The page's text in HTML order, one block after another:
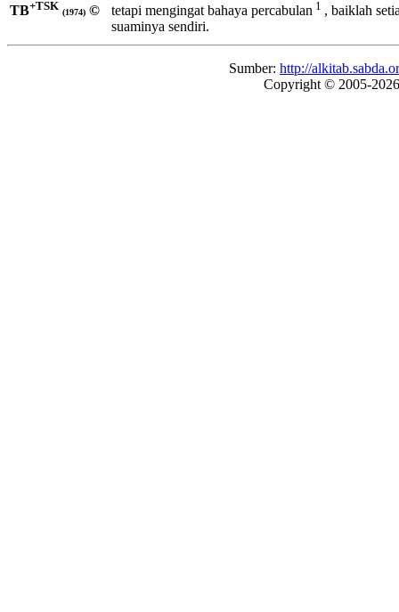
TB+TSK (1974) © tetapi mengingat bahaya percabulan 1 , baiklah
suaminya sendiri.
Sumber: http://
Copyright © 2005-